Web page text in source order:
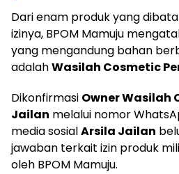
Dari enam produk yang
izinya, BPOM Mamuju
yang mengandung bahan
adalahWasilah Cosmetic
Dikonfirmasi Owner Wasilah
Jailan melalui nomor
media sosialArsila Jailan
jawaban terkait izin produk
oleh BPOM Mamuju.